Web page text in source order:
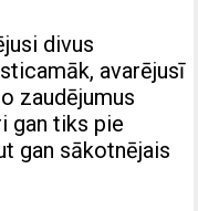
divus
avarējusī
zaudējumus
gan tiks pie
gan sākotnējais